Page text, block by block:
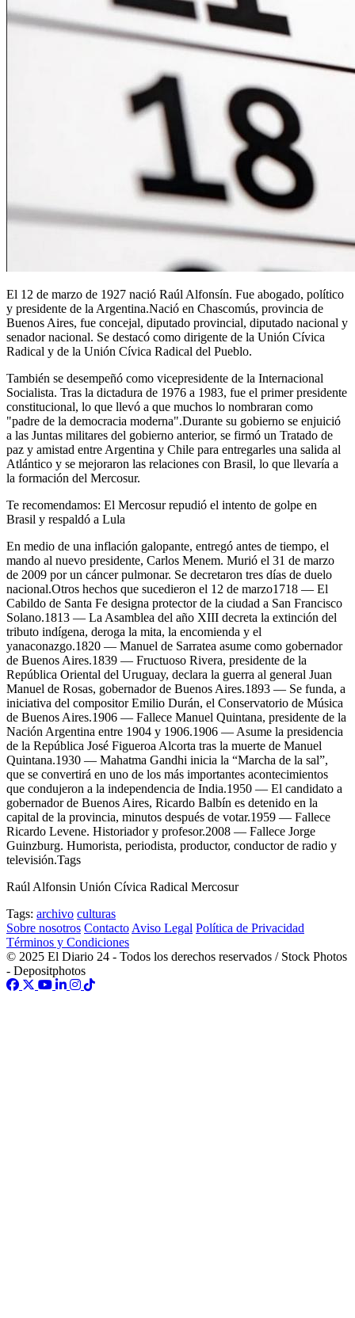
El 12 de marzo de 1927 nació Raúl Alfonsín. Fue abogado, político
y presidente de la Argentina.Nació en Chascomús, provincia de
Buenos Aires, fue concejal, diputado provincial, diputado nacional y
senador nacional. Se destacó como dirigente de la Unión Cívica
Radical y de la Unión Cívica Radical del Pueblo.
También se desempeñó como vicepresidente de la Internacional
Socialista. Tras la dictadura de 1976 a 1983, fue el primer presidente
constitucional, lo que llevó a que muchos lo nombraran como
"padre de la democracia moderna".Durante su gobierno se enjuició
a las Juntas militares del gobierno anterior, se firmó un Tratado de
paz y amistad entre Argentina y Chile para entregarles una salida al
Atlántico y se mejoraron las relaciones con Brasil, lo que llevaría a
la formación del Mercosur.
Te recomendamos: El Mercosur repudió el intento de golpe en
Brasil y respaldó a Lula
En medio de una inflación galopante, entregó antes de tiempo, el
mando al nuevo presidente, Carlos Menem. Murió el 31 de marzo
de 2009 por un cáncer pulmonar. Se decretaron tres días de duelo
nacional.Otros hechos que sucedieron el 12 de marzo1718 — El
Cabildo de Santa Fe designa protector de la ciudad a San Francisco
Solano.1813 — La Asamblea del año XIII decreta la extinción del
tributo indígena, deroga la mita, la encomienda y el
yanaconazgo.1820 — Manuel de Sarratea asume como gobernador
de Buenos Aires.1839 — Fructuoso Rivera, presidente de la
República Oriental del Uruguay, declara la guerra al general Juan
Manuel de Rosas, gobernador de Buenos Aires.1893 — Se funda, a
iniciativa del compositor Emilio Durán, el Conservatorio de Música
de Buenos Aires.1906 — Fallece Manuel Quintana, presidente de la
Nación Argentina entre 1904 y 1906.1906 — Asume la presidencia
de la República José Figueroa Alcorta tras la muerte de Manuel
Quintana.1930 — Mahatma Gandhi inicia la “Marcha de la sal”,
que se convertirá en uno de los más importantes acontecimientos
que condujeron a la independencia de India.1950 — El candidato a
gobernador de Buenos Aires, Ricardo Balbín es detenido en la
capital de la provincia, minutos después de votar.1959 — Fallece
Ricardo Levene. Historiador y profesor.2008 — Fallece Jorge
Guinzburg. Humorista, periodista, productor, conductor de radio y
televisión.Tags
Raúl Alfonsin Unión Cívica Radical Mercosur
Tags: archivo culturas
Sobre nosotros Contacto Aviso Legal Política de Privacidad
Términos y Condiciones
© 2025 El Diario 24 - Todos los derechos reservados / Stock Photos
- Depositphotos